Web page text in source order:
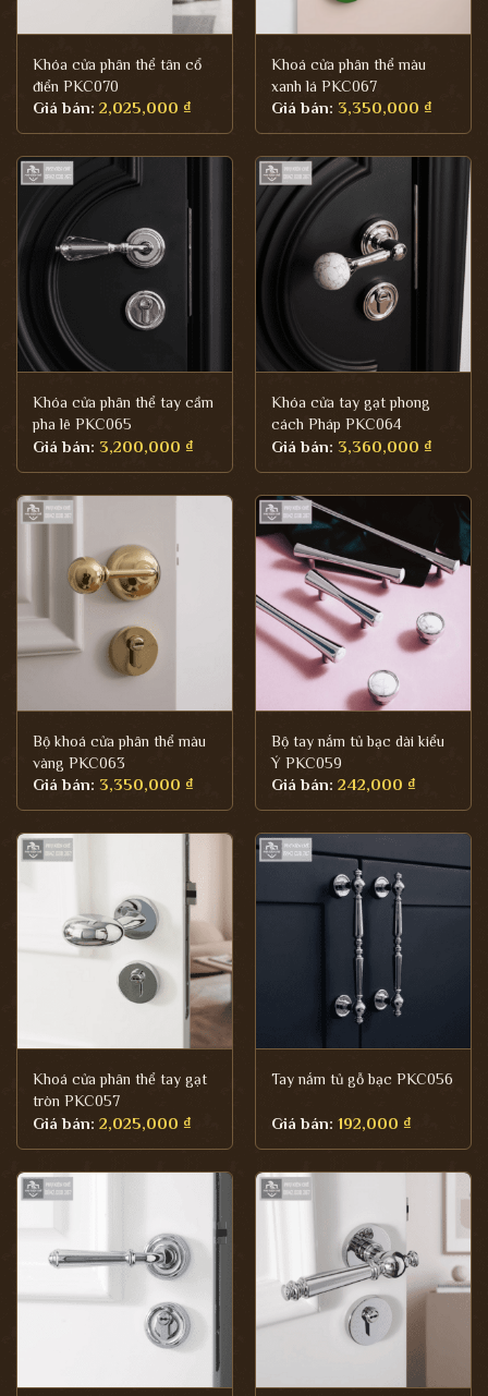
Khóa cửa phân thể tân cổ
điển PKC070
Giá bán: 2,025,000 ₫
Khoá cửa phân thể màu
xanh lá PKC067
Giá bán: 3,350,000 ₫
Khóa cửa phân thể tay cầm
pha lê PKC065
Giá bán: 3,200,000 ₫
Khóa cửa tay gạt phong
cách Pháp PKC064
Giá bán: 3,360,000 ₫
Bộ khoá cửa phân thể màu
vàng PKC063
Giá bán: 3,350,000 ₫
Bộ tay nắm tủ bạc dài kiểu
Ý PKC059
Giá bán: 242,000 ₫
Khoá cửa phân thể tay gạt
tròn PKC057
Giá bán: 2,025,000 ₫
Tay nắm tủ gỗ bạc PKC056
Giá bán: 192,000 ₫